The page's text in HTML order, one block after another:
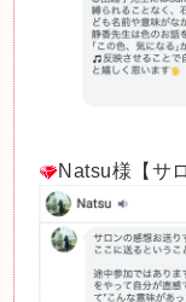
Natsu様【サ